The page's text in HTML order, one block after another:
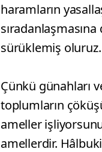
haramların
sürüklemiş
Çünkü günahları
toplumların
ameller
amellerdir.